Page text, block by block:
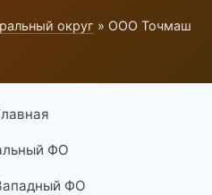
округ » ООО Точмаш
ФО
ФО